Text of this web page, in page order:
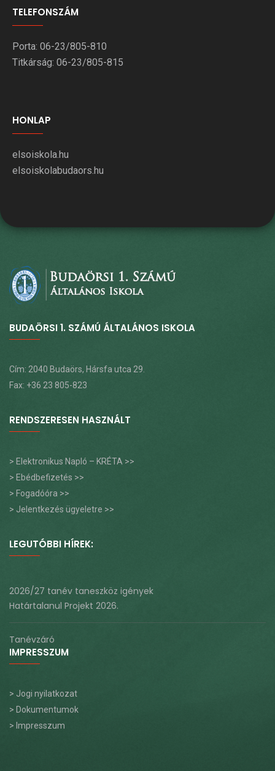
TELEFONSZÁM
Porta: 06-23/805-810
Titkárság: 06-23/805-815
HONLAP
elsoiskola.hu
elsoiskolabudaors.hu
BUDAÖRSI 1. SZÁMÚ ÁLTALÁNOS ISKOLA
Cím: 2040 Budaörs, Hársfa utca 29.
Fax: +36 23 805-823
RENDSZERESEN HASZNÁLT
> Elektronikus Napló – KRÉTA >>
> Ebédbefizetés >>
> Fogadóóra >>
> Jelentkezés ügyeletre >>
LEGUTÓBBI HÍREK:
2026/27 tanév taneszköz igények
Határtalanul Projekt 2026.
Tanévzáró
IMPRESSZUM
> Jogi nyilatkozat
> Dokumentumok
> Impresszum